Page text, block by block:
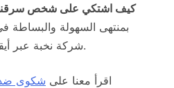
كيف اشتكي على شخص
بمنتهى السهولة
شركة نخبة عبر أيقونة الواتساب المبينة أدناه.
اقرأ معنا على شكوى ضد